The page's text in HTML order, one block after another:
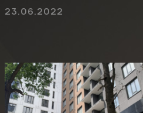
FACEBOOK
23.06.2022